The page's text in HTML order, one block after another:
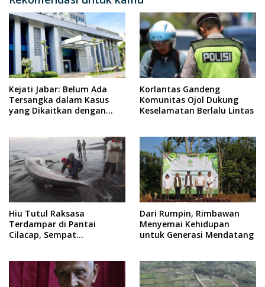
Kejati Jabar: Belum Ada
Tersangka dalam Kasus
yang Dikaitkan dengan
Korlantas Gandeng
Komunitas Ojol Dukung
Keselamatan Berlalu Lintas
Hiu Tutul Raksasa
Terdampar di Pantai
Cilacap, Sempat
Dari Rumpin, Rimbawan
Menyemai Kehidupan
untuk Generasi Mendatang